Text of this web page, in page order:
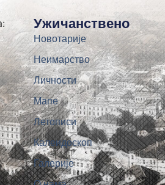
Ужичанствено
Новотарије
Неимарство
Личности
Мапе
Летописи
Калеидоскоп
Галерије